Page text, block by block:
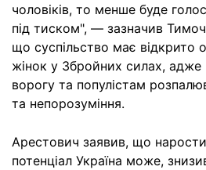
чоловіків, то менше буде
під тиском", — зазначив
що суспільство має відкрито
жінок у Збройних силах,
ворогу та популістам
та непорозуміння.
Арестович заявив, що
потенціал Україна може,